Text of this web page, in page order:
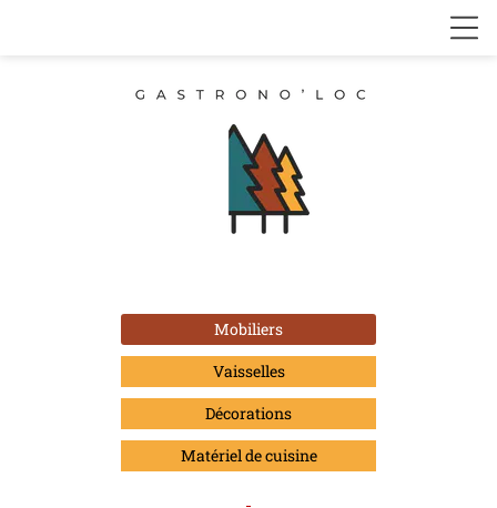
Mobiliers
Vaisselles
Décorations
Matériel de cuisine